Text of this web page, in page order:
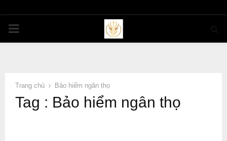
PRIMARY
Trang chủ Bảo hiểm ngân thọ
Tag : Bảo hiểm ngân thọ